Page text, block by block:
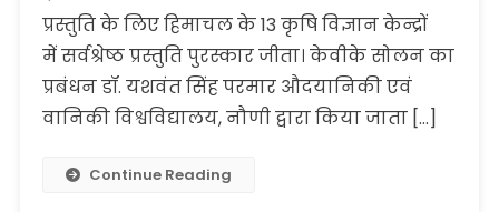
प्रस्तुति के लिए हिमाचल के 13 कृषि विज्ञान केन्द्रों
में सर्वश्रेष्ठ प्रस्तुति पुरस्कार जीता। केवीके सोलन का
प्रबंधन डॉ. यशवंत सिंह परमार औदयानिकी एवं
वानिकी विश्वविद्यालय, नौणी द्वारा किया जाता […]
Continue Reading